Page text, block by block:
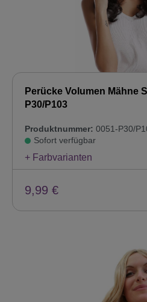
Perücke Volumen Mähne
P30/P103
Produktnummer: 0051-P30/
Sofort verfügbar
+ Farbvarianten
9,99 €